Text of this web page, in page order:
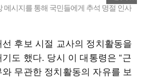
메시지를 통해 국민들에게 추석 명절 인사
후보 시절 교사의 정치활동을
도 했다. 당시 이 대통령은 “근
무관한 정치활동의 자유를 보